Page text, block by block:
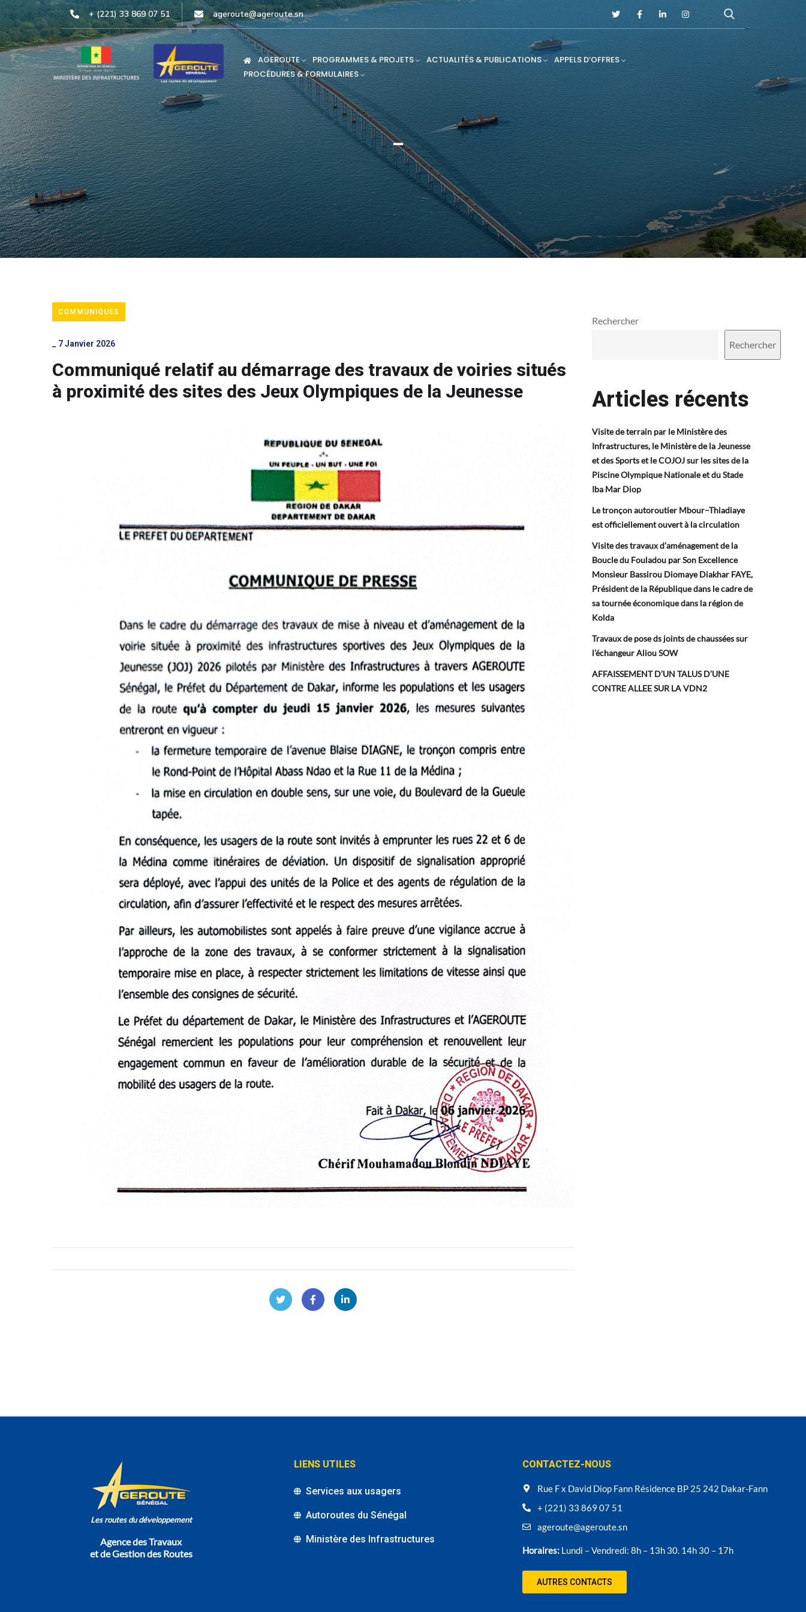
+ (221) 33 869 07 51 ageroute@ageroute.sn
AGEROUTE PROGRAMMES & PROJETS ACTUALITÉS & PUBLICATIONS
APPELS D’OFFRES
PROCÉDURES & FORMULAIRES
-
COMMUNIQUÉS
7 Janvier 2026
Communiqué relatif au démarrage des travaux de voiries situés
à proximité des sites des Jeux Olympiques de la Jeunesse
Rechercher
Rechercher
Articles récents
Visite de terrain par le Ministère des
Infrastructures, le Ministère de la Jeunesse
et des Sports et le COJOJ sur les sites de la
Piscine Olympique Nationale et du Stade
Iba Mar Diop
Le tronçon autoroutier Mbour–Thiadiaye
est officiellement ouvert à la circulation
Visite des travaux d’aménagement de la
Boucle du Fouladou par Son Excellence
Monsieur Bassirou Diomaye Diakhar FAYE,
Président de la République dans le cadre de
sa tournée économique dans la région de
Kolda
Travaux de pose ds joints de chaussées sur
l’échangeur Aliou SOW
AFFAISSEMENT D’UN TALUS D’UNE
CONTRE ALLEE SUR LA VDN2
Les routes du développement
Agence des Travaux
et de Gestion des Routes
LIENS UTILES
Services aux usagers
Autoroutes du Sénégal
Ministère des Infrastructures
CONTACTEZ-NOUS
Rue F x David Diop Fann Résidence BP 25 242 Dakar-Fann
+ (221) 33 869 07 51
ageroute@ageroute.sn
Horaires: Lundi – Vendredi: 8h – 13h 30. 14h 30 – 17h
AUTRES CONTACTS